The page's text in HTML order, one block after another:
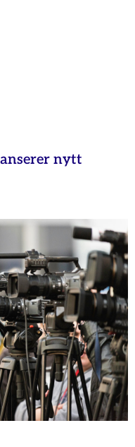
nytt